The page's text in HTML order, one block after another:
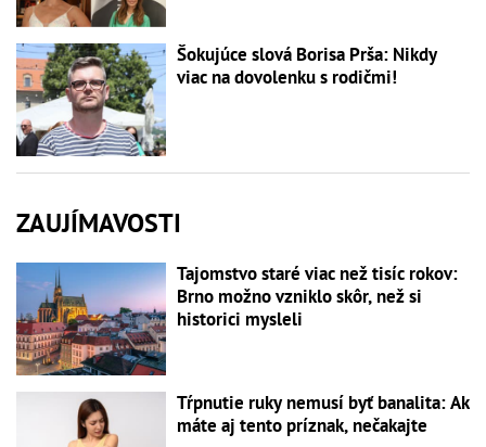
Šokujúce slová Borisa Prša: Nikdy
viac na dovolenku s rodičmi!
ZAUJÍMAVOSTI
Tajomstvo staré viac než tisíc rokov:
Brno možno vzniklo skôr, než si
historici mysleli
Tŕpnutie ruky nemusí byť banalita: Ak
máte aj tento príznak, nečakajte